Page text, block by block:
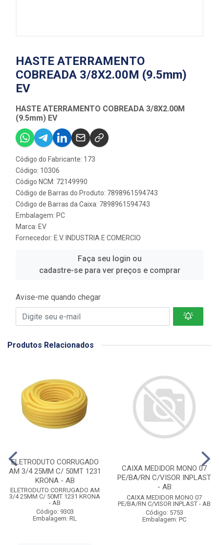
HASTE ATERRAMENTO
COBREADA 3/8X2.00M (9.5mm)
EV
HASTE ATERRAMENTO COBREADA 3/8X2.00M
(9.5mm) EV
Código do Fabricante: 173
Código: 10306
Código NCM: 72149990
Código de Barras do Produto: 7898961594743
Código de Barras da Caixa: 7898961594743
Embalagem: PC
Marca: EV
Fornecedor: E.V. INDUSTRIA E COMERCIO
Faça seu login ou
cadastre-se para ver preços e comprar
Avise-me quando chegar
Produtos Relacionados
ELETRODUTO CORRUGADO
AM 3/4 25MM C/ 50MT 1231
KRONA - AB
ELETRODUTO CORRUGADO AM
3/4 25MM C/ 50MT 1231 KRONA
- AB
Código: 9303
Embalagem: RL
CAIXA MEDIDOR MONO 07
PE/BA/RN C/VISOR INPLAST
- AB
CAIXA MEDIDOR MONO 07
PE/BA/RN C/VISOR INPLAST - AB
Código: 5753
Embalagem: PC